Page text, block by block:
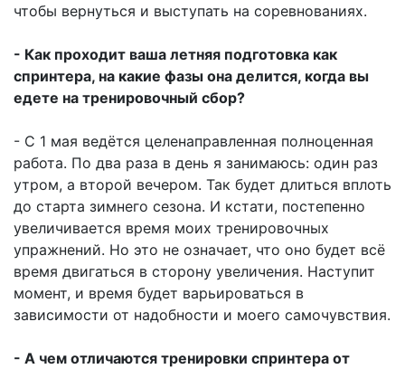
чтобы вернуться и выступать на соревнованиях.
- Как проходит ваша летняя подготовка как
спринтера, на какие фазы она делится, когда вы
едете на тренировочный сбор?
- С 1 мая ведётся целенаправленная полноценная
работа. По два раза в день я занимаюсь: один раз
утром, а второй вечером. Так будет длиться вплоть
до старта зимнего сезона. И кстати, постепенно
увеличивается время моих тренировочных
упражнений. Но это не означает, что оно будет всё
время двигаться в сторону увеличения. Наступит
момент, и время будет варьироваться в
зависимости от надобности и моего самочувствия.
- А чем отличаются тренировки спринтера от